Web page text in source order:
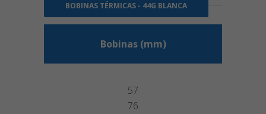
BOBINAS TÉRMICAS - 44G BLANCA
Bobinas (mm)
57
76